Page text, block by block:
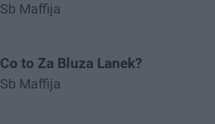
Sb Maffija
Co to Za Bluza Lanek?
Sb Maffija